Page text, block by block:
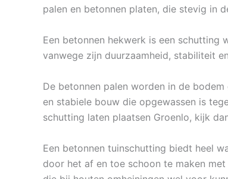
palen en betonnen platen, die stevig in
Een betonnen hekwerk is een
vanwege zijn duurzaamheid, stabiliteit
De betonnen palen worden in de
en stabiele bouw die opgewassen is
schutting laten plaatsen Groenlo, kijk
Een betonnen tuinschutting biedt heel
door het af en toe schoon te maken